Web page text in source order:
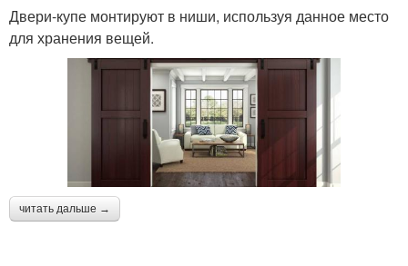
Двери-купе монтируют в ниши, используя данное место
для хранения вещей.
читать дальше →